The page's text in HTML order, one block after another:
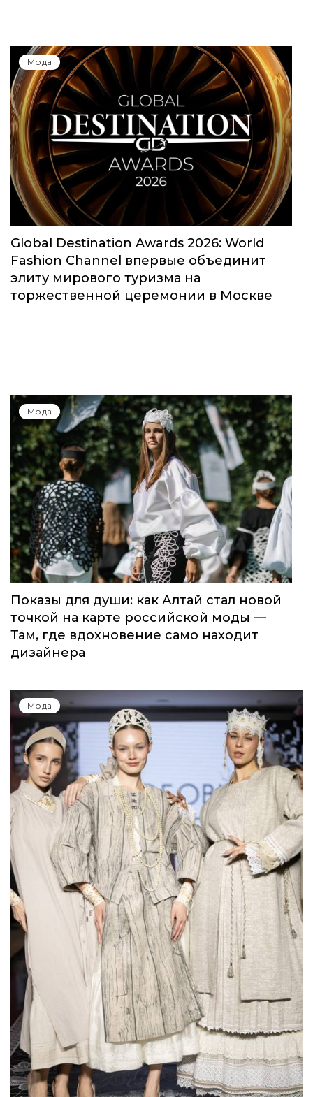
Мода
Global Destination Awards 2026: World
Fashion Channel впервые объединит
элиту мирового туризма на
торжественной церемонии в Москве
Мода
Показы для души: как Алтай стал новой
точкой на карте российской моды —
Там, где вдохновение само находит
дизайнера
Мода